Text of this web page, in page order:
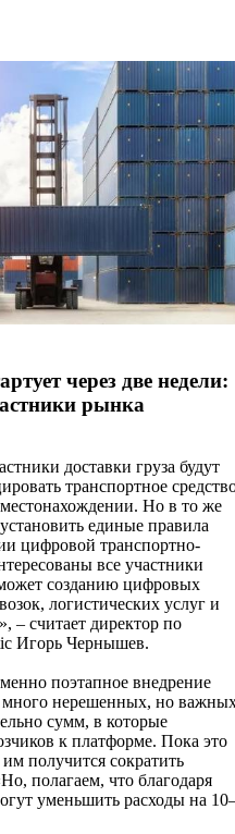
через две недели:
рынка
доставки груза будут
транспортное
Но в то же
единые правила
цифровой транспортно-
все участники
созданию цифровых
логистических услуг и
– считает директор по
Игорь Чернышев.
поэтапное внедрение
нерешенных, но
сумм, в которые
к платформе. Пока это
получится сократить
полагаем, что благодаря
уменьшить расходы на